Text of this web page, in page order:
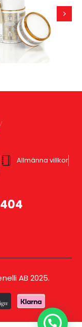
Allmänna villkor
AB 2025.